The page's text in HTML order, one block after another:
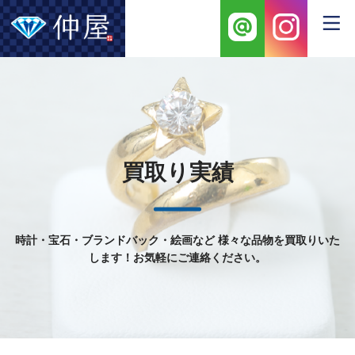
買取り実績
時計・宝石・ブランドバック・絵画など様々な品物を買取りいた
します！お気軽にご連絡ください。